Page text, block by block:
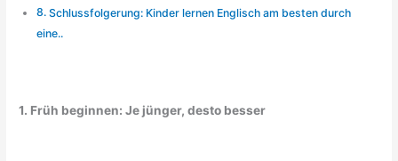
Schlussfolgerung: Kinder lernen Englisch am besten durch
eine..
1. Früh beginnen: Je jünger, desto besser